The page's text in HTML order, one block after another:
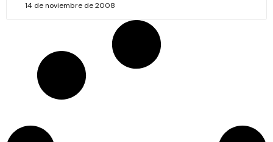
14 de noviembre de 2008